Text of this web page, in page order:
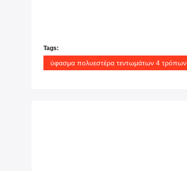
Tags:
ύφασμα πολυεστέρα τεντωμάτων 4 τρόπων